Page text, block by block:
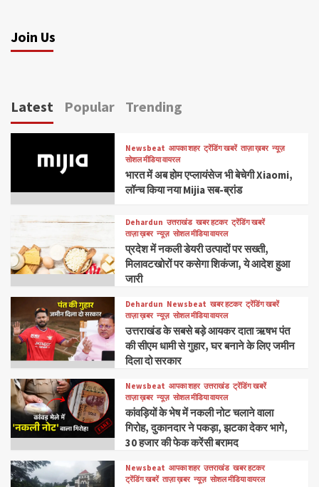
Join Us
Latest Popular Trending
Newsbeat आपका शहर ट्रेंडिंग खबरें ताज़ा ख़बर न्यूज़
सोशल मीडिया वायरल
भारत में अब होम एप्लायंसेज भी बेचेगी Xiaomi,
लॉन्च किया नया Mijia सब-ब्रांड
Dehardun उत्तराखंड खबर हटकर ट्रेंडिंग खबरें
ताज़ा ख़बर न्यूज़ सोशल मीडिया वायरल
प्रदेश में नकली डेयरी उत्पादों पर सख्ती,
मिलावटखोरों पर कसेगा शिकंजा, ये आदेश हुआ
जारी
Dehardun Newsbeat खबर हटकर ट्रेंडिंग खबरें
ताज़ा ख़बर न्यूज़ सोशल मीडिया वायरल
उत्तराखंड के सबसे बड़े आयकर दाता ऋषभ पंत
की सीएम धामी से गुहार, घर बनाने के लिए जमीन
दिला दो सरकार
Newsbeat आपका शहर उत्तराखंड ट्रेंडिंग खबरें
ताज़ा ख़बर न्यूज़ सोशल मीडिया वायरल
कांवड़ियों के भेष में नकली नोट चलाने वाला
गिरोह, दुकानदार ने पकड़ा, झटका देकर भागे,
30 हजार की फेक करेंसी बरामद
Newsbeat आपका शहर उत्तराखंड खबर हटकर
ट्रेंडिंग खबरें ताज़ा ख़बर न्यूज़ सोशल मीडिया वायरल